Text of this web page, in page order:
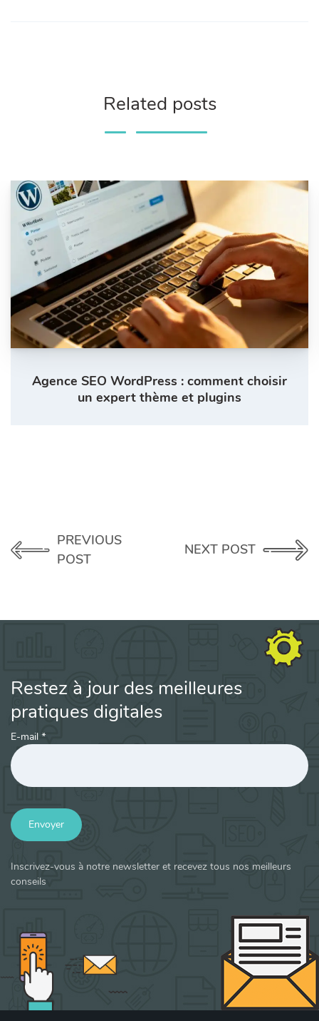
Related posts
Agence SEO WordPress : comment choisir
un expert thème et plugins
PREVIOUS
POST
NEXT POST
Restez à jour des meilleures
pratiques digitales
E-mail *
Envoyer
Inscrivez-vous à notre newsletter et recevez tous nos meilleurs
conseils